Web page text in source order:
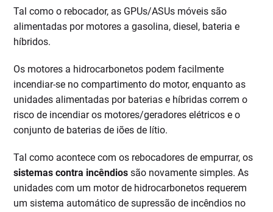
Tal como o rebocador, as GPUs/ASUs móveis são
alimentadas por motores a gasolina, diesel, bateria e
híbridos.
Os motores a hidrocarbonetos podem facilmente
incendiar-se no compartimento do motor, enquanto as
unidades alimentadas por baterias e híbridas correm o
risco de incendiar os motores/geradores elétricos e o
conjunto de baterias de iões de lítio.
Tal como acontece com os rebocadores de empurrar, os
sistemas contra incêndiossão novamente simples. As
unidades com um motor de hidrocarbonetos requerem
um sistema automático de supressão de incêndios no